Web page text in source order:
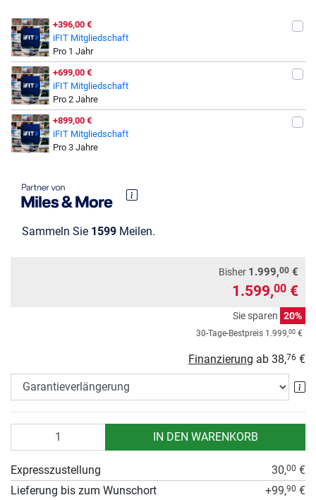
+396,00 €
iFIT Mitgliedschaft
Pro 1 Jahr
+699,00 €
iFIT Mitgliedschaft
Pro 2 Jahre
+899,00 €
iFIT Mitgliedschaft
Pro 3 Jahre
Sammeln Sie 1599 Meilen.
Bisher 1.999,00 €
1.599,00 €
Sie sparen 20%
30-Tage-Bestpreis 1.999,00 €
Finanzierung ab 38,76 €
IN DEN WARENKORB
Expresszustellung 30,00 €
Lieferung bis zum Wunschort
+99,90 €